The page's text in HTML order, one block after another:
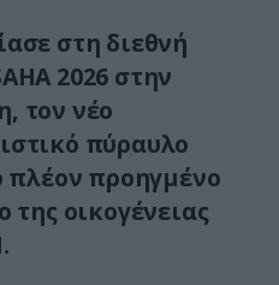
στη διεθνή
2026 στην
τον νέο
πύραυλο
πλέον προηγμένο
της οικογένειας